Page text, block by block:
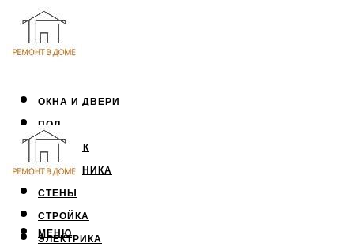
ОКНА И ДВЕРИ
ПОЛ
ПОТОЛОК
САНТЕХНИКА
СТЕНЫ
СТРОЙКА
ЭЛЕКТРИКА
МЕНЮ